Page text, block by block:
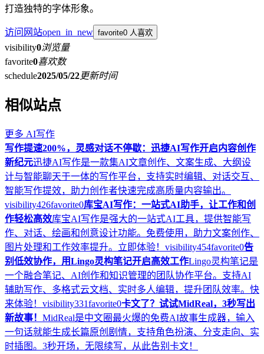
打造独特的字体形象。
访问网站open_in_new favorite0 人喜欢
visibility0浏览量
favorite0喜欢数
schedule2025/05/22更新时间
相似站点
更多 AI写作
写作提速200%，灵感对话不停歇：迅捷AI写作开启内容创作
新纪元迅捷AI写作是一款集AI文章创作、文案生成、大纲设
计与智能聊天于一体的写作平台，支持实时编辑、对话交互、
智能写作提效，助力创作者快速完成高质量内容输出。
visibility426favorite0库宝AI写作：一站式AI助手，让工作和创
作轻松高效库宝AI写作是强大的一站式AI工具，提供智能写
作、对话、绘画和创意设计功能。免费使用，助力文案创作、
图片处理和工作效率提升。立即体验！ visibility454favorite0告
别低效协作，用Lingo灵构笔记开启高效工作Lingo灵构笔记是
一个融合笔记、AI创作和知识管理的团队协作平台。支持AI
辅助写作、多格式云文档、实时多人编辑，提升团队效率。快
来体验！ visibility331favorite0卡文了？试试MidReal，3秒写出
新故事！ MidReal是中文圈最火爆的免费AI故事生成器，输入
一句话就能生成长篇原创剧情，支持角色扮演、分支走向、实
时插图。3秒开场，无限续写，从此告别卡文！